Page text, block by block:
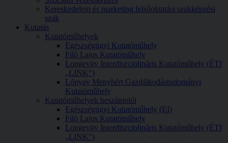
Kereskedelem és marketing felsőoktatási szakképzési
szak
Kutatás
Kutatóműhelyek
Egészségügyi Kutatóműhely
Filó Lajos Kutatóműhely
Longevity Interdiszciplináris Kutatóműhely (ÉTI
„LINK”)
Lónyay Menyhért Gazdálkodástudományi
Kutatóműhely
Kutatóműhelyek beszámolói
Egészségügyi Kutatóműhely (EI)
Filó Lajos Kutatóműhely
Longevity Interdiszciplináris Kutatóműhely (ÉTI
„LINK”)